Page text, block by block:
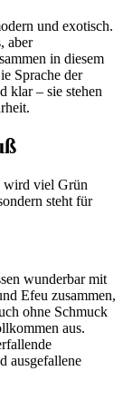
und exotisch.
aber
in diesem
Sprache der
klar – sie stehen
wird viel Grün
steht für
wunderbar mit
Efeu zusammen,
ohne Schmuck
aus.
ausgefallene